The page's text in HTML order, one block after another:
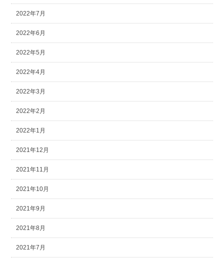
2022年7月
2022年6月
2022年5月
2022年4月
2022年3月
2022年2月
2022年1月
2021年12月
2021年11月
2021年10月
2021年9月
2021年8月
2021年7月